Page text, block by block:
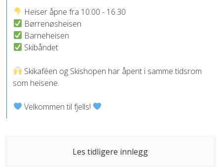
Heiser åpne fra 10.00 - 16.30
Børrenøsheisen
Barneheisen
Skibåndet
Skikaféen og Skishopen har åpent i samme tidsrom
som heisene.
Velkommen til fjells!
Les tidligere innlegg